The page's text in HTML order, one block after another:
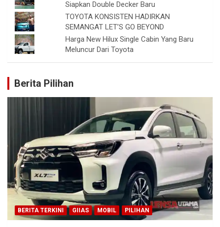
Siapkan Double Decker Baru
TOYOTA KONSISTEN HADIRKAN
SEMANGAT LET’S GO BEYOND
Harga New Hilux Single Cabin Yang Baru
Meluncur Dari Toyota
Berita Pilihan
BERITA TERKINI GIIAS MOBIL PILIHAN